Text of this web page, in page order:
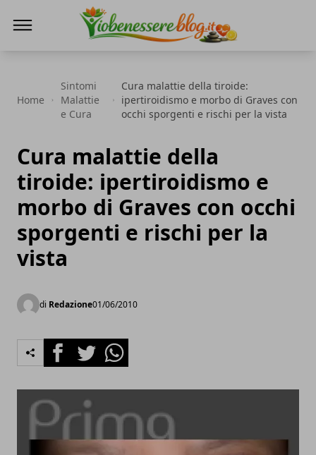
Home
Sintomi
Malattie
e Cura
Cura malattie della tiroide:
ipertiroidismo e morbo di Graves con
occhi sporgenti e rischi per la vista
Cura malattie della
tiroide: ipertiroidismo e
morbo di Graves con occhi
sporgenti e rischi per la
vista
di Redazione01/06/2010
FacebookTwitterWhatsapp